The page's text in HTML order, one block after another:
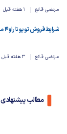
مرتضی قانع 1 هفته قبل
شرایط فروش تویوتا راو ۴ مدل ۲۰۲۵ مهام‌خودرو اعلام شد [تیر ۱۴۰۵]
مرتضی قانع 3 هفته قبل
مطالب پیشنهادی